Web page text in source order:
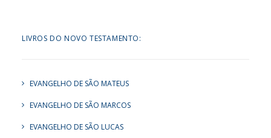
LIVROS DO NOVO TESTAMENTO:
EVANGELHO DE SÃO MATEUS
EVANGELHO DE SÃO MARCOS
EVANGELHO DE SÃO LUCAS